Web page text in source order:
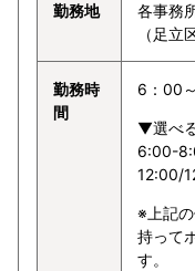
勤務地
各事務
（足立
勤務時
間
6：00
▼選べ
6:00-
12:00/
※上記
持って
す。